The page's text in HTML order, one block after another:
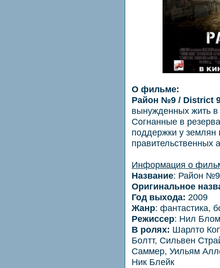
О фильме:
Район №9 / District
вынужденных жить
Согнанные в
поддержки у землян
правительственных
Информация о
Название: Район №9
Оригинальное
Год выхода: 2009
Жанр: фантастика,
Режиссер: Нил
В ролях: Шарлто
Болтт, Сильвен
Саммер, Уильям
Ник Блейк